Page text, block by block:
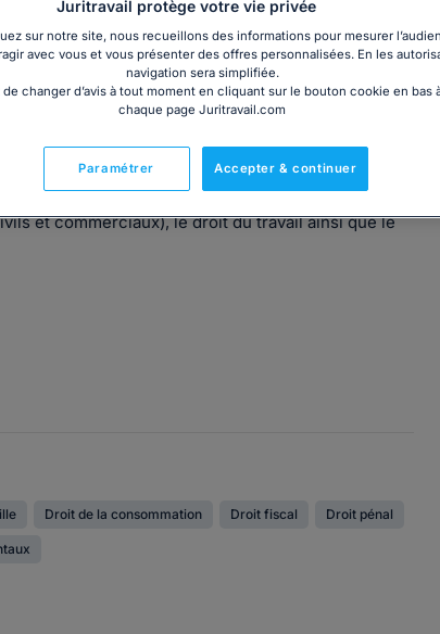
COORDONNÉES
des Affaires, aussi bien en conseil qu'en
et commerciaux), le droit du travail ainsi que le
Droit de la consommation Droit fiscal Droit pénal
Juritravail protège votre vie privée
sur notre site, nous recueillons des informations pour mesurer
avec vous et vous présenter des offres personnalisées. En les
navigation sera simplifiée.
changer d’avis à tout moment en cliquant sur le bouton cookie en bas
chaque page Juritravail.com
Accepter & continuer
Paramétrer